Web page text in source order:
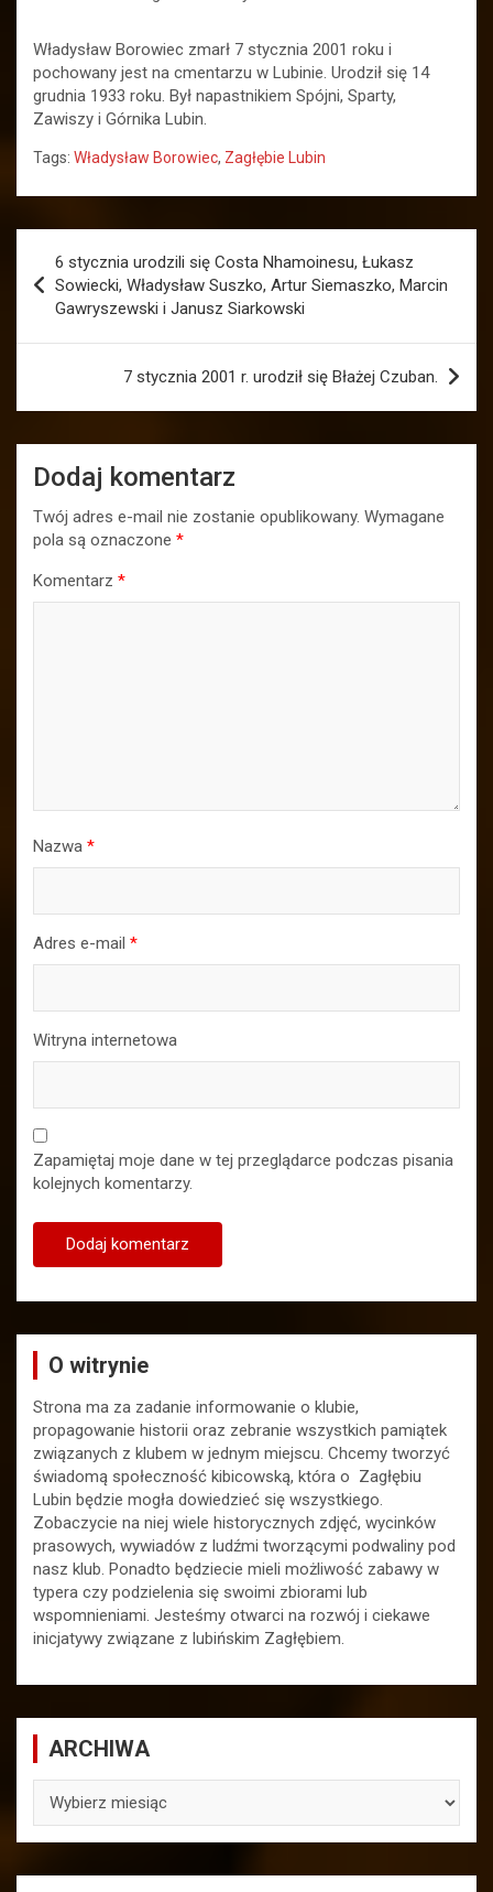
Władysław Borowiec zmarł 7 stycznia 2001 roku i
pochowany jest na cmentarzu w Lubinie. Urodził się 14
grudnia 1933 roku. Był napastnikiem Spójni, Sparty,
Zawiszy i Górnika Lubin.
Tags: Władysław Borowiec, Zagłębie Lubin
wpisu
6 stycznia urodzili się Costa Nhamoinesu, Łukasz
Sowiecki, Władysław Suszko, Artur Siemaszko, Marcin
Gawryszewski i Janusz Siarkowski
7 stycznia 2001 r. urodził się Błażej Czuban.
Dodaj komentarz
Twój adres e-mail nie zostanie opublikowany. Wymagane
pola są oznaczone *
Komentarz *
Nazwa *
Adres e-mail *
Witryna internetowa
Zapamiętaj moje dane w tej przeglądarce podczas pisania
kolejnych komentarzy.
O witrynie
Strona ma za zadanie informowanie o klubie,
propagowanie historii oraz zebranie wszystkich pamiątek
związanych z klubem w jednym miejscu. Chcemy tworzyć
świadomą społeczność kibicowską, która o Zagłębiu
Lubin będzie mogła dowiedzieć się wszystkiego.
Zobaczycie na niej wiele historycznych zdjęć, wycinków
prasowych, wywiadów z ludźmi tworzącymi podwaliny pod
nasz klub. Ponadto będziecie mieli możliwość zabawy w
typera czy podzielenia się swoimi zbiorami lub
wspomnieniami. Jesteśmy otwarci na rozwój i ciekawe
inicjatywy związane z lubińskim Zagłębiem.
ARCHIWA